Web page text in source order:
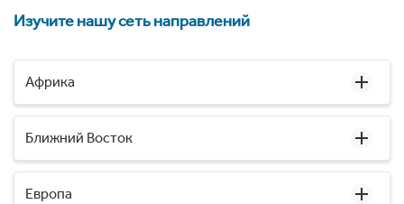
Изучите нашу сеть направлений
Африка
Ближний Восток
Европа